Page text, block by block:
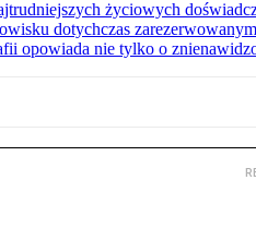
życiowych
dotychczas
opowiada nie tylko o